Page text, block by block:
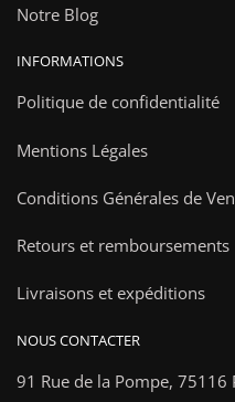
Notre Blog
INFORMATIONS
Politique de confidentialité
Mentions Légales
Conditions Générales de
Retours et remboursements
Livraisons et expéditions
NOUS CONTACTER
91 Rue de la Pompe, 75116